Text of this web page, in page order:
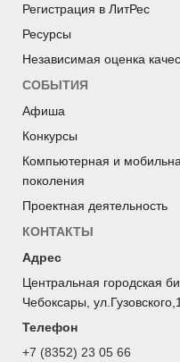
Регистрация в ЛитРес
Ресурсы
Независимая оценка
СОБЫТИЯ
Афиша
Конкурсы
Компьютерная и
поколения
Проектная деятельность
КОНТАКТЫ
Адрес
Центральная городская
Чебоксары,
Телефон
+7 (8352) 23 05 66